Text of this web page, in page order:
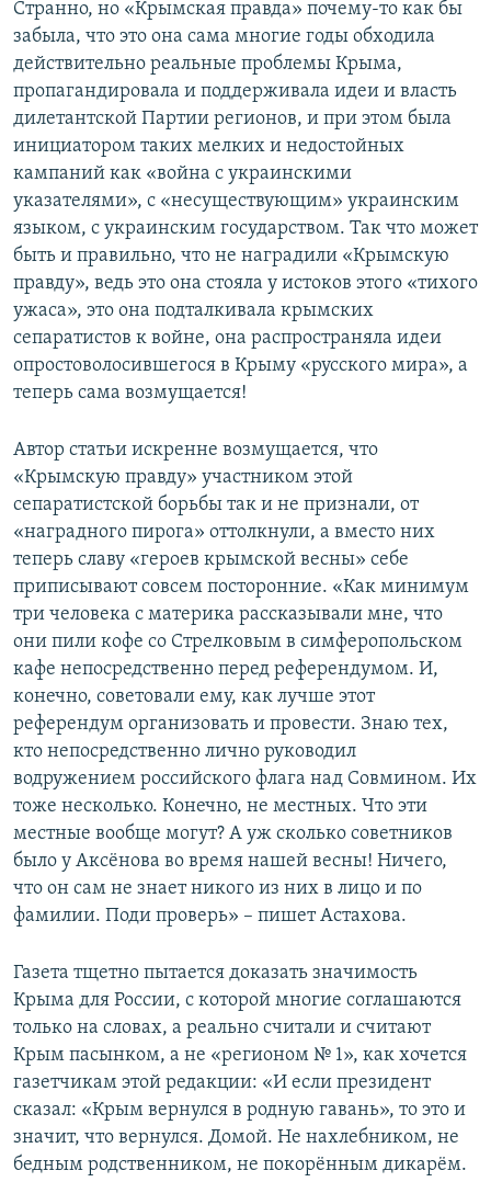
Странно, но «Крымская правда» почему-то как бы
забыла, что это она сама многие годы обходила
действительно реальные проблемы Крыма,
пропагандировала и поддерживала идеи и власть
дилетантской Партии регионов, и при этом была
инициатором таких мелких и недостойных
кампаний как «война с украинскими
указателями», с «несуществующим» украинским
языком, с украинским государством. Так что может
быть и правильно, что не наградили «Крымскую
правду», ведь это она стояла у истоков этого «тихого
ужаса», это она подталкивала крымских
сепаратистов к войне, она распространяла идеи
опростоволосившегося в Крыму «русского мира», а
теперь сама возмущается!
Автор статьи искренне возмущается, что
«Крымскую правду» участником этой
сепаратистской борьбы так и не признали, от
«наградного пирога» оттолкнули, а вместо них
теперь славу «героев крымской весны» себе
приписывают совсем посторонние. «Как минимум
три человека с материка рассказывали мне, что
они пили кофе со Стрелковым в симферопольском
кафе непосредственно перед референдумом. И,
конечно, советовали ему, как лучше этот
референдум организовать и провести. Знаю тех,
кто непосредственно лично руководил
водружением российского флага над Совмином. Их
тоже несколько. Конечно, не местных. Что эти
местные вообще могут? А уж сколько советников
было у Аксёнова во время нашей весны! Ничего,
что он сам не знает никого из них в лицо и по
фамилии. Поди проверь» – пишет Астахова.
Газета тщетно пытается доказать значимость
Крыма для России, с которой многие соглашаются
только на словах, а реально считали и считают
Крым пасынком, а не «регионом № 1», как хочется
газетчикам этой редакции: «И если президент
сказал: «Крым вернулся в родную гавань», то это и
значит, что вернулся. Домой. Не нахлебником, не
бедным родственником, не покорённым дикарём.